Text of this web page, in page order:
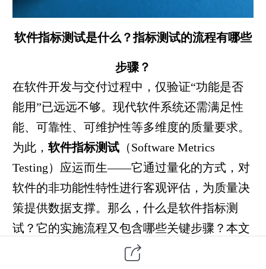
软件指标测试是什么？指标测试的流程有哪些
步骤？
在软件开发与交付过程中，仅验证“功能是否
能用”已远远不够。现代软件系统还需满足性
能、可靠性、可维护性等多维度的质量要求。
为此， 软件指标测试 （Software Metrics
Testing）应运而生——它通过量化的方式，对
软件的非功能性特性进行客观评估，为质量决
策提供数据支撑。那么，什么是软件指标测
试？它的实施流程又包含哪些关键步骤？本文
将从概念定义、核心价值到操作流程，层层递